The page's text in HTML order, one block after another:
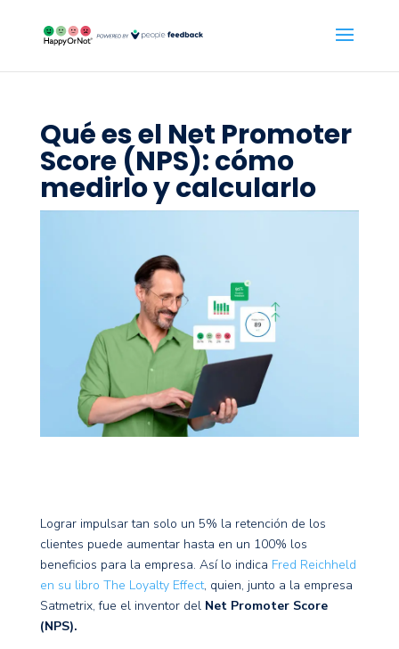
Qué es el Net Promoter
Score (NPS): cómo
medirlo y calcularlo
Lograr impulsar tan solo un 5% la retención de los
clientes puede aumentar hasta en un 100% los
beneficios para la empresa. Así lo indica Fred Reichheld
en su libro The Loyalty Effect, quien, junto a la empresa
Satmetrix, fue el inventor del Net Promoter Score
(NPS).